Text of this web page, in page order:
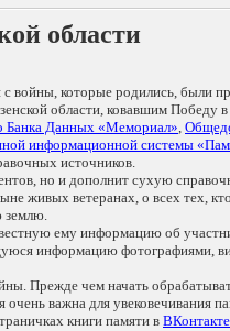
области
войны, которые родились, были
области, ковавшим Победу
Банка Данных «Мемориал»,
информационной системы
источников.
но и дополнит сухую
живых ветеранах, о всех тех,
землю.
ему информацию об
информацию фотографиями,
Прежде чем начать
важна для увековечивания
книги памяти в ВКонтакте